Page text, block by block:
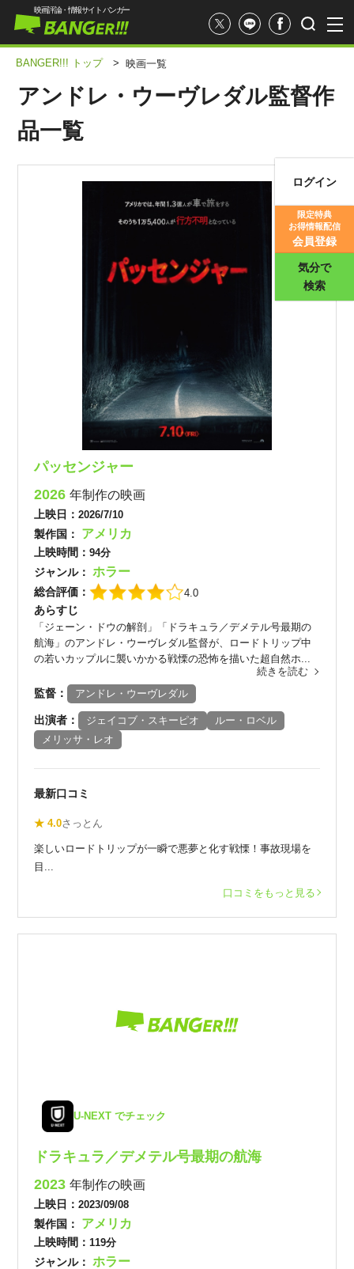
映画記事
映画評論・情報サイト バンガー
ログイン
限定特典
お得情報配信
会員登録
気分で
検索
BANGER!!! トップ > 映画一覧
アンドレ・ウーヴレダル監督作
品一覧
パッセンジャー
2026年制作の映画
上映日：2026/7/10
製作国： アメリカ
上映時間：94分
ジャンル：ホラー
総合評価： 4.0
あらすじ
「ジェーン・ドウの解剖」「ドラキュラ／デメテル号最期の
航海」のアンドレ・ウーヴレダル監督が、ロードトリップ中
の若いカップルに襲いかかる戦慄の恐怖を描いた超自然ホ...
続きを読む
監督： アンドレ・ウーヴレダル
出演者： ジェイコブ・スキーピオ
ルー・ロベル
メリッサ・レオ
最新口コミ
★ 4.0さっとん
楽しいロードトリップが一瞬で悪夢と化す戦慄！事故現場を
目...
口コミをもっと見る
U-NEXT でチェック
ドラキュラ／デメテル号最期の航海
2023年制作の映画
上映日：2023/09/08
製作国： アメリカ
上映時間： 119分
ジャンル：ホラー